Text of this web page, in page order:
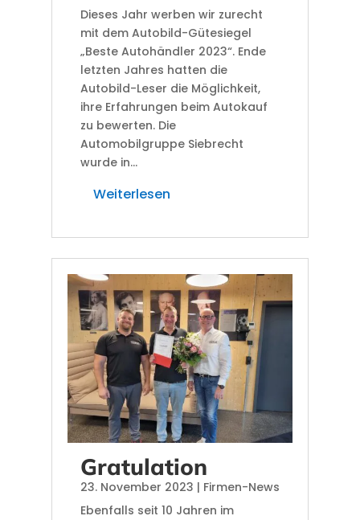
Dieses Jahr werben wir zurecht
mit dem Autobild-Gütesiegel
„Beste Autohändler 2023“. Ende
letzten Jahres hatten die
Autobild-Leser die Möglichkeit,
ihre Erfahrungen beim Autokauf
zu bewerten. Die
Automobilgruppe Siebrecht
wurde in...
Weiterlesen
Gratulation
23. November 2023 | Firmen-News
Ebenfalls seit 10 Jahren im